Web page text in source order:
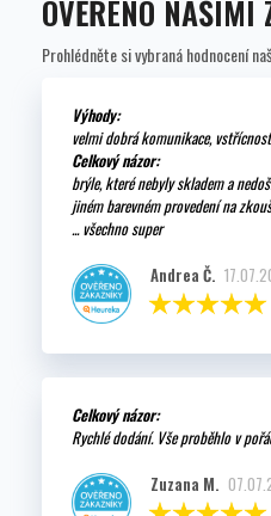
OVĚŘENO NAŠIMI
Prohlédněte si vybraná hodnocení
Výhody:
velmi dobrá komunikace,
Celkový názor:
brýle, které nebyly skladem a
jiném barevném provedení na
... všechno super
Andrea Č.
Celkový názor:
Rychlé dodání. Vše proběhlo v
Zuzana M.